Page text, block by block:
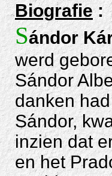
Biografie:
Sándor
werd
Sándor
danken
Sándor,
inzien dat
en het